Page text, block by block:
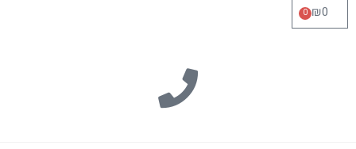
₪0
0